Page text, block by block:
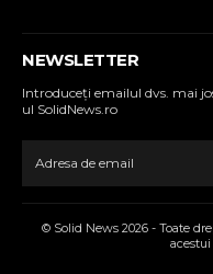
NEWSLETTER
Introduceţi emailul dvs. mai
ul SolidNews.ro
© Solid News 2026 - Toate